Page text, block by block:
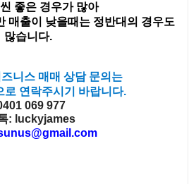
좋은 경우가 많아
매출이
낮을때는 정반대의 경우도
많습니다.
니스 매매 상담 문의는
로 연락주시기 바랍니다.
069 977
: luckyjames